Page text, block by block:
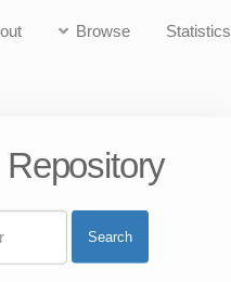
Browse Statistics
Search